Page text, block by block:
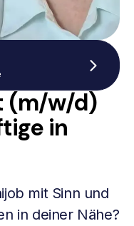
(m/w/d)
in
mit Sinn und
in deiner Nähe?